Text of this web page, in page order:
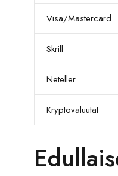
Visa/Mastercard
Skrill
Neteller
Kryptovaluutat